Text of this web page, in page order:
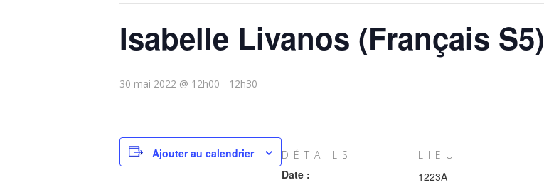
Isabelle Livanos (Français S5)
30 mai 2022 @ 12h00 - 12h30
Ajouter au calendrier DÉTAILS
Date :
LIEU
1223A